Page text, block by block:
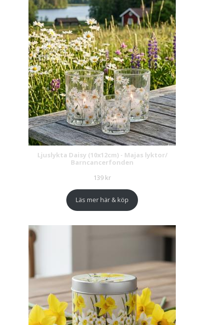
Ljuslykta Daisy (10x12cm) - Majas lyktor/
Barncancerfonden
139 kr
Läs mer här & köp